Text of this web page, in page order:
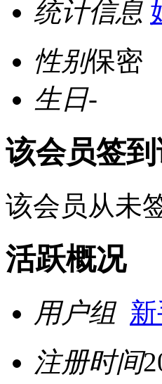
统计信息
性别保密
生日-
该会员签
该会员从未
活跃概况
用户组
注册时间